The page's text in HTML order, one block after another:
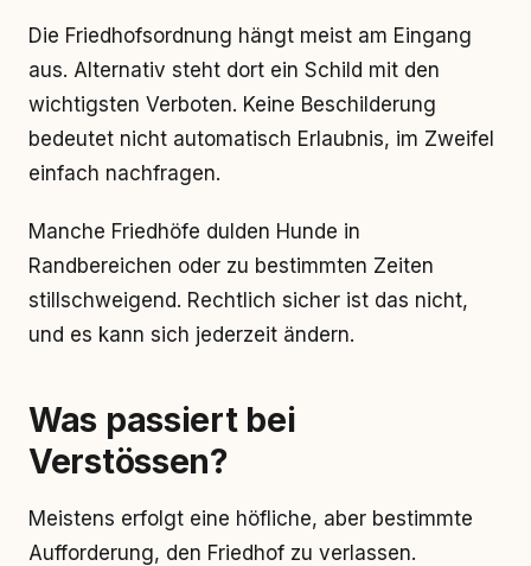
Die Friedhofsordnung hängt meist am Eingang
aus. Alternativ steht dort ein Schild mit den
wichtigsten Verboten. Keine Beschilderung
bedeutet nicht automatisch Erlaubnis, im Zweifel
einfach nachfragen.
Manche Friedhöfe dulden Hunde in
Randbereichen oder zu bestimmten Zeiten
stillschweigend. Rechtlich sicher ist das nicht,
und es kann sich jederzeit ändern.
Was passiert bei
Verstössen?
Meistens erfolgt eine höfliche, aber bestimmte
Aufforderung, den Friedhof zu verlassen.